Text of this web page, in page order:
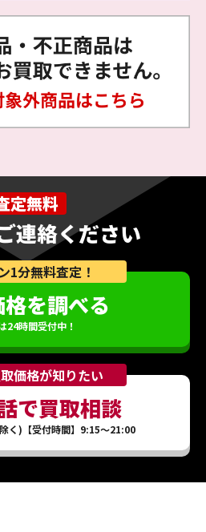
定無料
連絡ください
1分無料査定！
を調べる
24時間受付中！
価格が知りたい
で買取相談
く)【受付時間】9:15～21:00